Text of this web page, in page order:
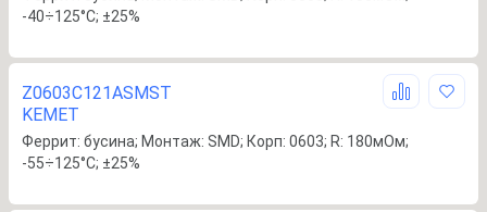
-40÷125°C; ±25%
Z0603C121ASMST
KEMET
Феррит: бусина; Монтаж: SMD; Корп: 0603; R: 180мОм;
-55÷125°C; ±25%